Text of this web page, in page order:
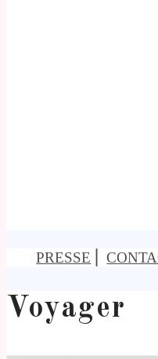
PRESSE ⎢
Voyager